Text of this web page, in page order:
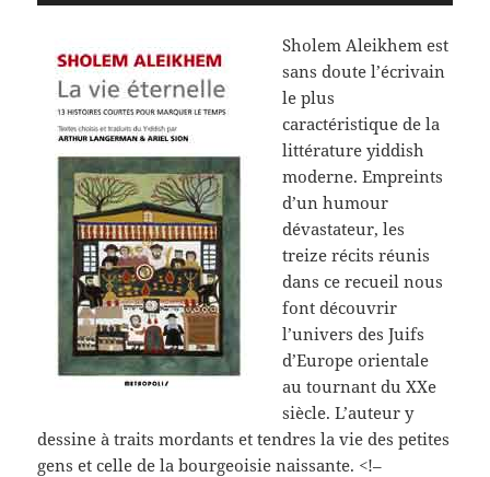
Sholem Aleikhem est
sans doute l’écrivain
le plus
caractéristique de la
littérature yiddish
moderne. Empreints
d’un humour
dévastateur, les
treize récits réunis
dans ce recueil nous
font découvrir
l’univers des Juifs
d’Europe orientale
au tournant du XXe
siècle. L’auteur y
dessine à traits mordants et tendres la vie des petites
gens et celle de la bourgeoisie naissante. <!–